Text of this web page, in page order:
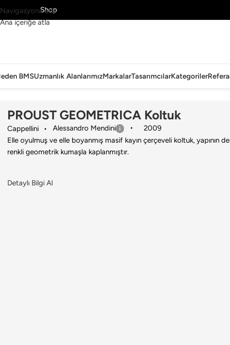
Navigasyona atla
Ana içeriğe atla
KeşfetShop
BMSUzmanlık AlanlarımızMarkalarTasarımcılarKategoriler
Ana Sayfa›Ev›Koltuk & Berjer› Cappellini›PROUST GEOMETRICA
PROUST GEOMETRICA Koltuk
Cappellini Alessandro Mendini
2009
Elle oyulmuş ve elle boyanmış masif kayın çerçeveli koltuk, yapının
renkli geometrik kumaşla kaplanmıştır.
Detaylı Bilgi Al